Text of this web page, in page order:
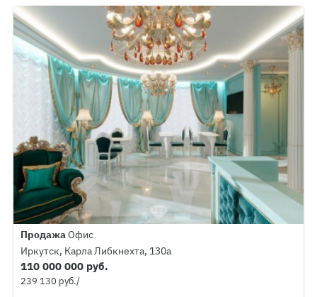
Продажа Офис
Иркутск, Карла Либкнехта, 130а
110 000 000 руб.
239 130 руб./